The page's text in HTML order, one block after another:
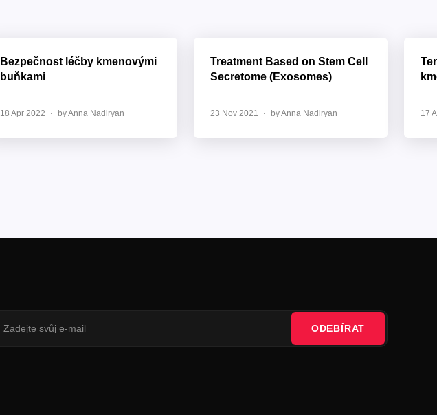
Bezpečnost léčby kmenovými
buňkami
18 Apr 2022 by Anna Nadiryan
Treatment Based on Stem Cell
Secretome (Exosomes)
23 Nov 2021 by Anna Nadiryan 17
ODEBÍRAT